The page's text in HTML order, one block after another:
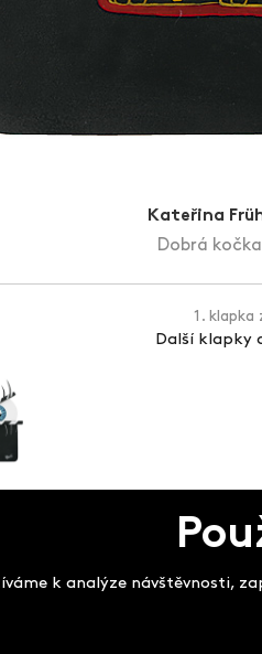
Kateřina
Dobrá
1. klapka
Další klapky
klapek
k analýze návštěvnosti,